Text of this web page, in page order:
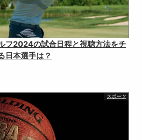
フ2024の試合日程と視聴方法をチ
日本選手は？
スポーツ